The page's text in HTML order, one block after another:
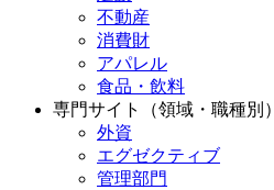
不動産
消費財
アパレル
食品・飲料
専門サイト（領域・職種別）
外資
エグゼクティブ
管理部門